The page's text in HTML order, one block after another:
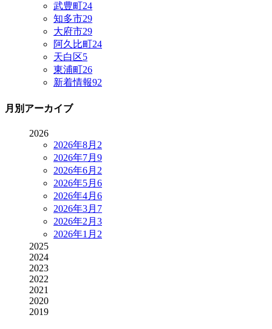
武豊町24
知多市29
大府市29
阿久比町24
天白区5
東浦町26
新着情報92
月別アーカイブ
2026
2026年8月 2
2026年7月 9
2026年6月 2
2026年5月 6
2026年4月 6
2026年3月 7
2026年2月 3
2026年1月 2
2025
2024
2023
2022
2021
2020
2019